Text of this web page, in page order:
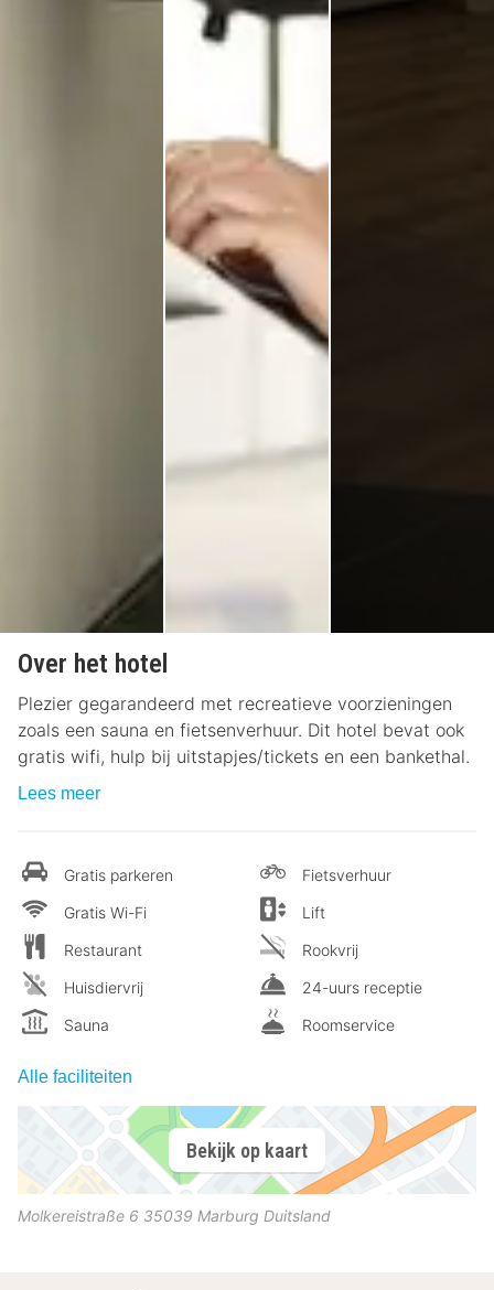
Over het hotel
Plezier gegarandeerd met recreatieve voorzieningen
zoals een sauna en fietsenverhuur. Dit hotel bevat ook
gratis wifi, hulp bij uitstapjes/tickets en een bankethal.
Lees meer
Gratis parkeren
Gratis Wi-Fi
Restaurant
Huisdiervrij
Sauna
Fietsverhuur
Lift
Rookvrij
24-uurs receptie
Roomservice
Alle faciliteiten
Bekijk op kaart
Molkereistraße 6 35039 Marburg Duitsland